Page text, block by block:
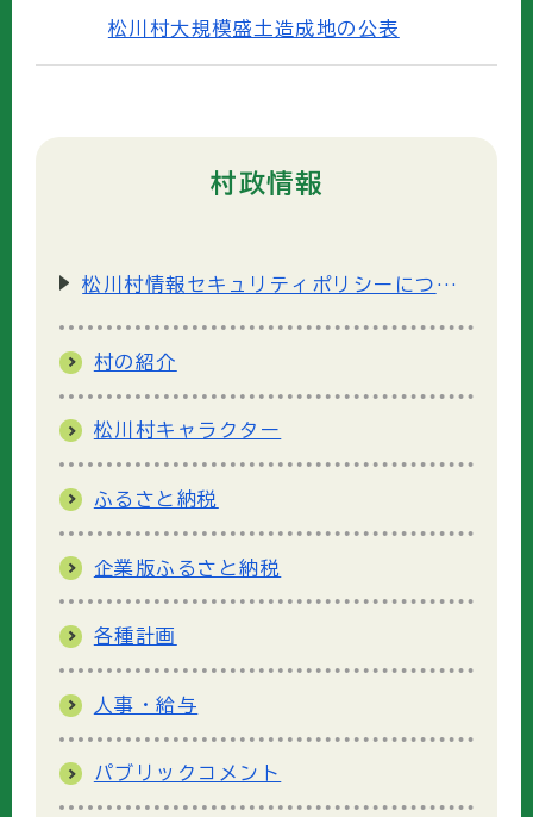
松川村大規模盛土造成地の公表
村政情報
松川村情報セキュリティポリシーについて
村の紹介
松川村キャラクター
ふるさと納税
企業版ふるさと納税
各種計画
人事・給与
パブリックコメント